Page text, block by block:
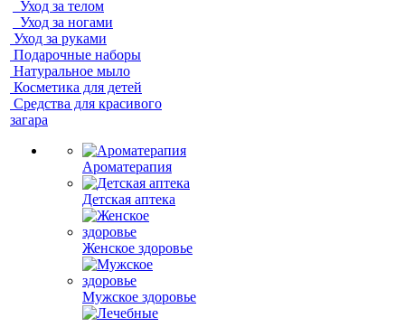
Уход за телом
Уход за ногами
Уход за руками
Подарочные наборы
Натуральное мыло
Косметика для детей
Средства для красивого
загара
Ароматерапия
Детская аптека
Женское здоровье
Мужское здоровье